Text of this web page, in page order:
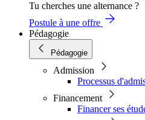
Tu cherches une alternance ?
Postule à une offre
Pédagogie
Pédagogie
Admission
Processus
Financement
Financer ses